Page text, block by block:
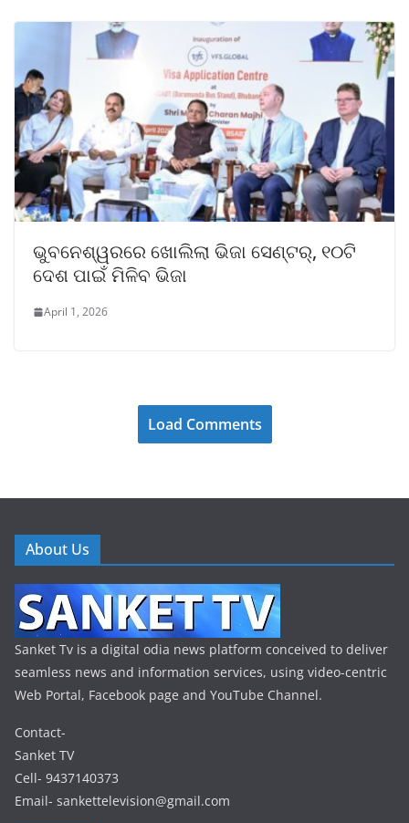
ଭୁବନେଶ୍ୱରରେ ଖୋଲିଲା ଭିଜା ସେଣ୍ଟର୍, ୧୦ଟି
ଦେଶ ପାଇଁ ମିଳିବ ଭିଜା
April 1, 2026
Load Comments
About Us
Sanket Tv is a digital odia news platform conceived to deliver
seamless news and information services, using video-centric
Web Portal, Facebook page and YouTube Channel.
Contact-
Sanket TV
Cell- 9437140373
Email- sankettelevision@gmail.com